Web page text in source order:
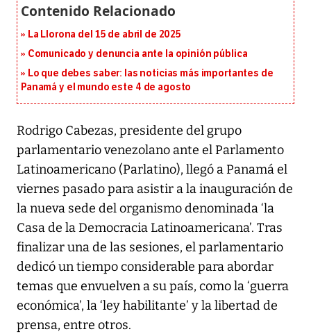
La Llorona del 15 de abril de 2025
Comunicado y denuncia ante la opinión pública
Lo que debes saber: las noticias más importantes de
Panamá y el mundo este 4 de agosto
Rodrigo Cabezas, presidente del grupo
parlamentario venezolano ante el Parlamento
Latinoamericano (Parlatino), llegó a Panamá el
viernes pasado para asistir a la inauguración de
la nueva sede del organismo denominada ‘la
Casa de la Democracia Latinoamericana’. Tras
finalizar una de las sesiones, el parlamentario
dedicó un tiempo considerable para abordar
temas que envuelven a su país, como la ‘guerra
económica’, la ‘ley habilitante’ y la libertad de
prensa, entre otros.